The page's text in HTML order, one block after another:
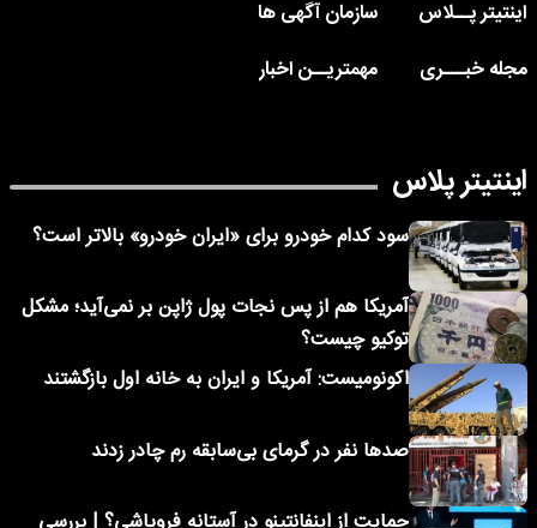
اینتیتر پــلاس
سازمان آگهی ها
مجله خبـــری
مهمتریــن اخبار
اینتیتر پلاس
سود کدام خودرو برای «ایران خودرو» بالاتر است؟
آمریکا هم از پس نجات پول ژاپن بر نمی‌آید؛ مشکل
توکیو چیست؟
اکونومیست: آمریکا و ایران به خانه اول بازگشتند
صدها نفر در گرمای بی‌سابقه رم چادر زدند